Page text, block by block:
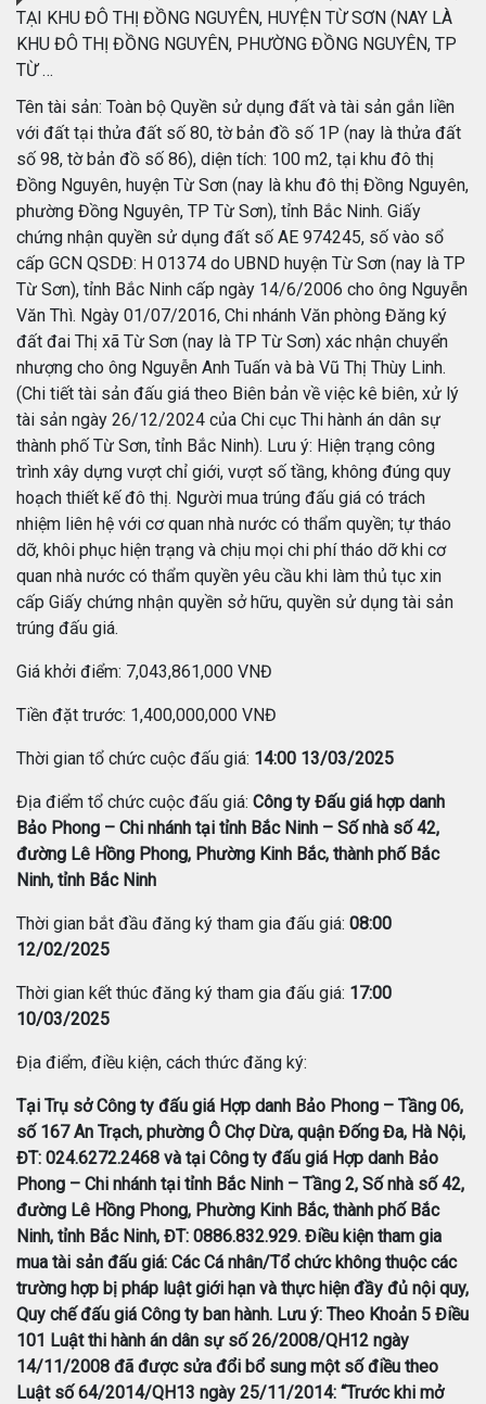
Tên tài sản: Toàn bộ Quyền sử dụng đất và tài sản gắn liền
với đất tại thửa đất số 80, tờ bản đồ số 1P (nay là thửa đất
số 98, tờ bản đồ số 86), diện tích: 100 m2, tại khu đô thị
Đồng Nguyên, huyện Từ Sơn (nay là khu đô thị Đồng Nguyên,
phường Đồng Nguyên, TP Từ Sơn), tỉnh Bắc Ninh. Giấy
chứng nhận quyền sử dụng đất số AE 974245, số vào sổ
cấp GCN QSDĐ: H 01374 do UBND huyện Từ Sơn (nay là TP
Từ Sơn), tỉnh Bắc Ninh cấp ngày 14/6/2006 cho ông Nguyễn
Văn Thì. Ngày 01/07/2016, Chi nhánh Văn phòng Đăng ký
đất đai Thị xã Từ Sơn (nay là TP Từ Sơn) xác nhận chuyển
nhượng cho ông Nguyễn Anh Tuấn và bà Vũ Thị Thùy Linh.
(Chi tiết tài sản đấu giá theo Biên bản về việc kê biên, xử lý
tài sản ngày 26/12/2024 của Chi cục Thi hành án dân sự
thành phố Từ Sơn, tỉnh Bắc Ninh). Lưu ý: Hiện trạng công
trình xây dựng vượt chỉ giới, vượt số tầng, không đúng quy
hoạch thiết kế đô thị. Người mua trúng đấu giá có trách
nhiệm liên hệ với cơ quan nhà nước có thẩm quyền; tự tháo
dỡ, khôi phục hiện trạng và chịu mọi chi phí tháo dỡ khi cơ
quan nhà nước có thẩm quyền yêu cầu khi làm thủ tục xin
cấp Giấy chứng nhận quyền sở hữu, quyền sử dụng tài sản
trúng đấu giá.
Giá khởi điểm: 7,043,861,000 VNĐ
Tiền đặt trước: 1,400,000,000 VNĐ
Thời gian tổ chức cuộc đấu giá: 14:00 13/03/2025
Địa điểm tổ chức cuộc đấu giá: Công ty Đấu giá hợp danh
Bảo Phong – Chi nhánh tại tỉnh Bắc Ninh – Số nhà số 42,
đường Lê Hồng Phong, Phường Kinh Bắc, thành phố Bắc
Ninh, tỉnh Bắc Ninh
Thời gian bắt đầu đăng ký tham gia đấu giá: 08:00
12/02/2025
Thời gian kết thúc đăng ký tham gia đấu giá: 17:00
10/03/2025
Địa điểm, điều kiện, cách thức đăng ký:
Tại Trụ sở Công ty đấu giá Hợp danh Bảo Phong – Tầng 06,
số 167 An Trạch, phường Ô Chợ Dừa, quận Đống Đa, Hà Nội,
ĐT: 024.6272.2468 và tại Công ty đấu giá Hợp danh Bảo
Phong – Chi nhánh tại tỉnh Bắc Ninh – Tầng 2, Số nhà số 42,
đường Lê Hồng Phong, Phường Kinh Bắc, thành phố Bắc
Ninh, tỉnh Bắc Ninh, ĐT: 0886.832.929. Điều kiện tham gia
mua tài sản đấu giá: Các Cá nhân/Tổ chức không thuộc các
trường hợp bị pháp luật giới hạn và thực hiện đầy đủ nội quy,
Quy chế đấu giá Công ty ban hành. Lưu ý: Theo Khoản 5 Điều
101 Luật thi hành án dân sự số 26/2008/QH12 ngày
14/11/2008 đã được sửa đổi bổ sung một số điều theo
Luật số 64/2014/QH13 ngày 25/11/2014: “Trước khi mở